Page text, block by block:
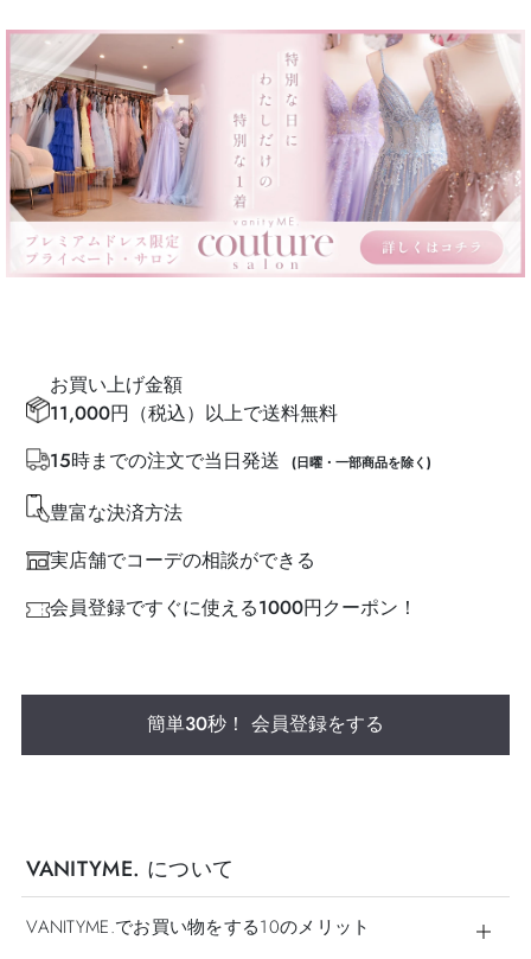
お買い上げ金額
11,000円（税込）以上で送料無料
15時までの注文で当日発送
(日曜・一部商品を除く)
豊富な決済方法
実店舗でコーデの相談ができる
会員登録ですぐに使える1000円クーポン！
簡単30秒！ 会員登録をする
VANITYME. について
VANITYME.でお買い物をする10のメリット